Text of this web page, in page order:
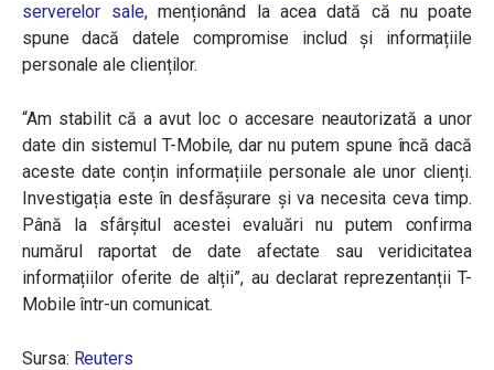
serverelor sale, menționând la acea dată că nu poate
spune dacă datele compromise includ și informațiile
personale ale clienților.
“Am stabilit că a avut loc o accesare neautorizată a unor
date din sistemul T-Mobile, dar nu putem spune încă dacă
aceste date conțin informațiile personale ale unor clienți.
Investigația este în desfășurare și va necesita ceva timp.
Până la sfârșitul acestei evaluări nu putem confirma
numărul raportat de date afectate sau veridicitatea
informațiilor oferite de alții”, au declarat reprezentanții T-
Mobile într-un comunicat.
Sursa: Reuters